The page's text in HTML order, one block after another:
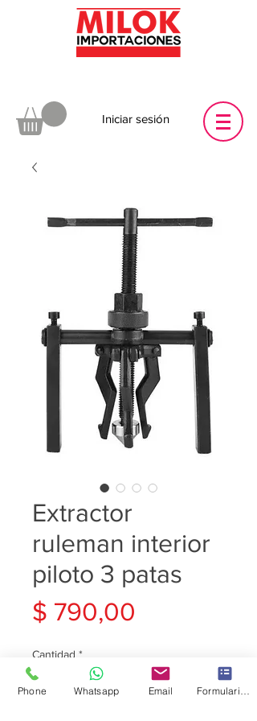
Iniciar sesión
Extractor
ruleman interior
piloto 3 patas
$ 790,00
Cantidad *
Phone Whatsapp Email